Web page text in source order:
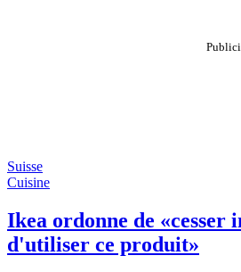
Suisse
Cuisine
Ikea ordonne de «cesser
d'utiliser ce produit»